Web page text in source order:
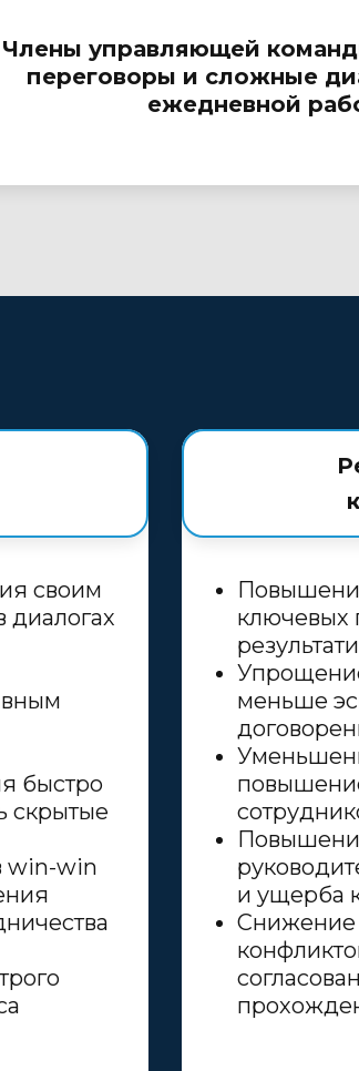
Члены управляющей
переговоры и сложные
ежедневной
своим
диалогах
быстро
скрытые
win-win
ключевых
меньше
и ущерба
Снижение